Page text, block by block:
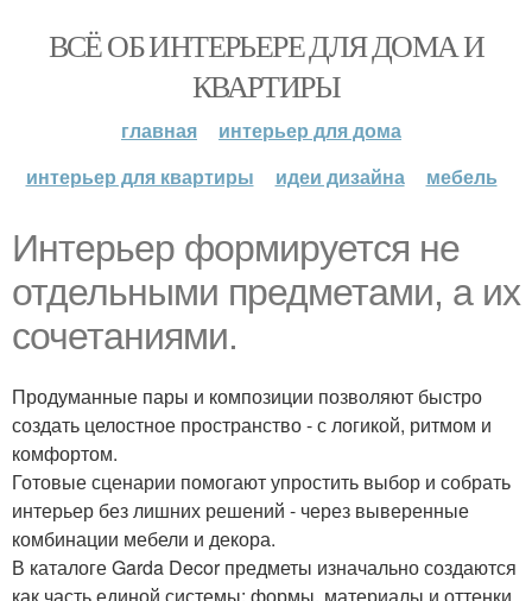
ВСЁ ОБ ИНТЕРЬЕРЕ ДЛЯ ДОМА И
КВАРТИРЫ
главная
интерьер для дома
интерьер для квартиры
идеи дизайна мебель
Интерьер формируется не
отдельными предметами, а их
сочетаниями.
Продуманные пары и композиции позволяют быстро
создать целостное пространство - с логикой, ритмом и
комфортом.
Готовые сценарии помогают упростить выбор и собрать
интерьер без лишних решений - через выверенные
комбинации мебели и декора.
В каталоге Garda Decor предметы изначально создаются